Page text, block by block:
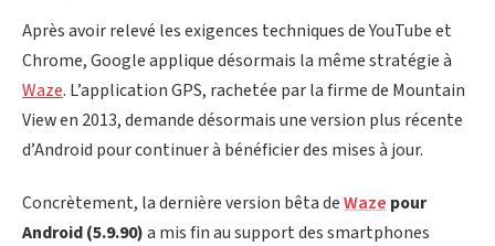
Après avoir relevé les exigences techniques de YouTube et
Chrome, Google applique désormais la même stratégie à
Waze. L’application GPS, rachetée par la firme de Mountain
View en 2013, demande désormais une version plus récente
d’Android pour continuer à bénéficier des mises à jour.
Concrètement, la dernière version bêta deWaze pour
Android (5.9.90)a mis fin au support des smartphones